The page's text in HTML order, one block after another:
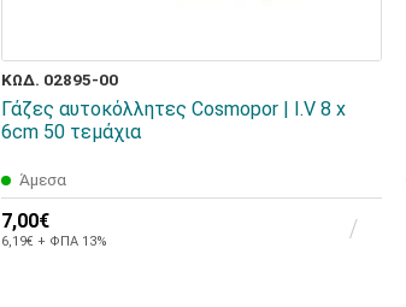
ΚΩΔ. 02895-00
Γάζες αυτοκόλλητες Cosmopor | I.V 8 x
6cm 50 τεμάχια
Άμεσα
7,00€
6,19€ + ΦΠΑ 13%